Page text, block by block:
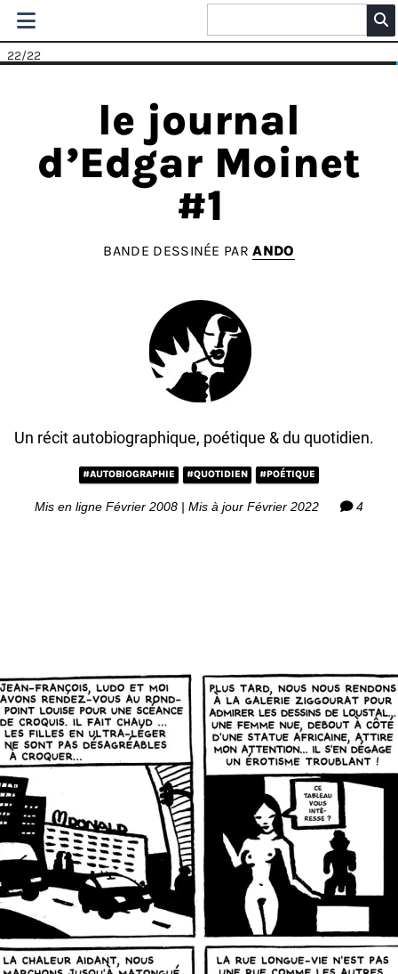
22/22
le journal
d’Edgar Moinet
#1
BANDE DESSINÉE PARANDO
Un récit autobiographique, poétique & du quotidien.
#AUTOBIOGRAPHIE #QUOTIDIEN #POÉTIQUE
Mis en ligne Février 2008 | Mis à jour Février 2022 4